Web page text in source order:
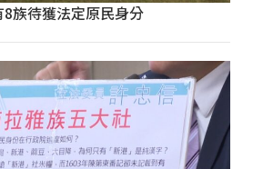
族待獲法定原民身分